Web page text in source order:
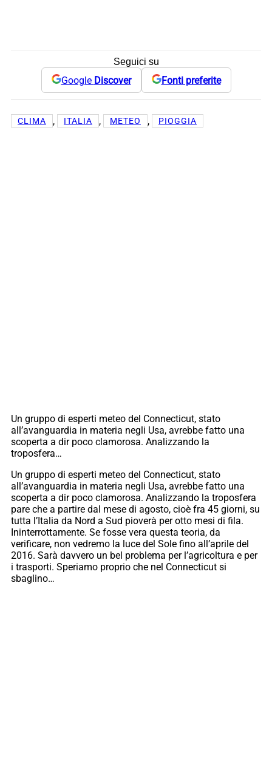
Seguici su
Google Discover Fonti preferite
CLIMA , ITALIA , METEO , PIOGGIA
Un gruppo di esperti meteo del Connecticut, stato
all’avanguardia in materia negli Usa, avrebbe fatto una
scoperta a dir poco clamorosa. Analizzando la
troposfera…
Un gruppo di esperti meteo del Connecticut, stato
all’avanguardia in materia negli Usa, avrebbe fatto una
scoperta a dir poco clamorosa. Analizzando la troposfera
pare che a partire dal mese di agosto, cioè fra 45 giorni, su
tutta l’Italia da Nord a Sud pioverà per otto mesi di fila.
Ininterrottamente. Se fosse vera questa teoria, da
verificare, non vedremo la luce del Sole fino all’aprile del
2016. Sarà davvero un bel problema per l’agricoltura e per
i trasporti. Speriamo proprio che nel Connecticut si
sbaglino…